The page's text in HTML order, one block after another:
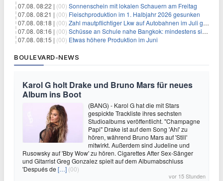
07.08. 08:22 | (00) Sonnenschein mit lokalen Schauern am Freitag
07.08. 08:21 | (00) Fleischproduktion im 1. Halbjahr 2026 gesunken
07.08. 08:18 | (00) Zahl mautpflichtiger Lkw auf Autobahnen im Juli gestiegen
07.08. 08:16 | (00) Schüsse an Schule nahe Bangkok: mindestens sieben Tote
07.08. 08:15 | (00) Etwas höhere Produktion im Juni
BOULEVARD-NEWS
Karol G holt Drake und Bruno Mars für neues
Album ins Boot
(BANG) - Karol G hat die mit Stars
gespickte Trackliste ihres sechsten
Studioalbums veröffentlicht. "Champagne
Papi" Drake ist auf dem Song 'Ahí' zu
hören, während Bruno Mars auf 'Still'
mitwirkt. Außerdem sind Judeline und
Rusowsky auf 'Bby Wow' zu hören. Cigarettes After Sex-Sänger
und Gitarrist Greg Gonzalez spielt auf dem Albumabschluss
'Después de […] (00)
vor 15 Stunden